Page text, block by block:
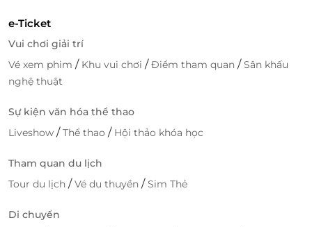
e-Ticket
Vui chơi giải trí
Vé xem phim / Khu vui chơi /Điểm tham quan /Sân khấu
nghệ thuật
Sự kiện văn hóa thể thao
Liveshow /Thể thao / Hội thảo khóa học
Tham quan du lịch
Tour du lịch /Vé du thuyền /Sim Thẻ
Di chuyển